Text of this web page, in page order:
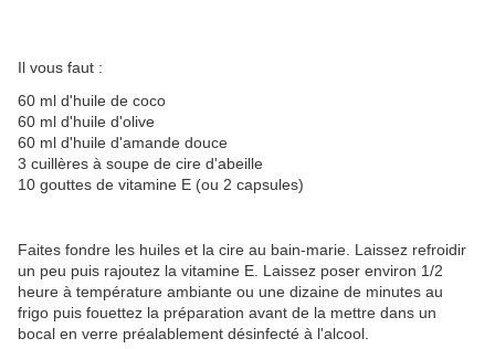
Il vous faut :
60 ml d'huile de coco
60 ml d'huile d'olive
60 ml d'huile d'amande douce
3 cuillères à soupe de cire d'abeille
10 gouttes de vitamine E (ou 2 capsules)
Faites fondre les huiles et la cire au bain-marie. Laissez refroidir
un peu puis rajoutez la vitamine E. Laissez poser environ 1/2
heure à température ambiante ou une dizaine de minutes au
frigo puis fouettez la préparation avant de la mettre dans un
bocal en verre préalablement désinfecté à l'alcool.